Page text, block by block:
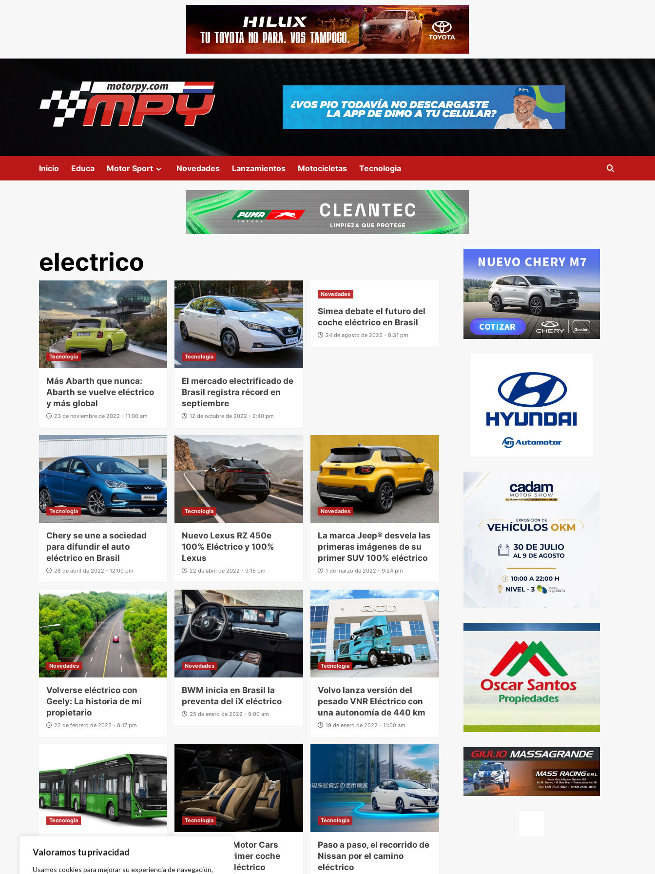
Valoramos tu privacidad
Usamos cookies para mejorar su experiencia de navegación,
Inicio Educa Motor Sport Novedades Lanzamientos Motocicletas Tecnologia
electrico
Tecnologia
Más Abarth que nunca:
Abarth se vuelve eléctrico
y más global
23 de noviembre de 2022 - 11:00 am
Tecnologia
El mercado electrificado de
Brasil registra récord en
septiembre
12 de octubre de 2022 - 2:40 pm
Novedades
Simea debate el futuro del
coche eléctrico en Brasil
24 de agosto de 2022 - 8:31 pm
Tecnologia
Chery se une a sociedad
para difundir el auto
eléctrico en Brasil
28 de abril de 2022 - 12:00 pm
Tecnologia
Nuevo Lexus RZ 450e
100% Eléctrico y 100%
Lexus
22 de abril de 2022 - 9:15 pm
Novedades
La marca Jeep® desvela las
primeras imágenes de su
primer SUV 100% eléctrico
1 de marzo de 2022 - 9:24 pm
Novedades
Volverse eléctrico con
Geely: La historia de mi
propietario
22 de febrero de 2022 - 8:17 pm
Novedades
BWM inicia en Brasil la
preventa del iX eléctrico
25 de enero de 2022 - 9:00 am
Tecnologia
Volvo lanza versión del
pesado VNR Eléctrico con
una autonomía de 440 km
19 de enero de 2022 - 11:00 am
Tecnologia
eléctrico con miras a la
demanda mundial
Tecnologia
Rolls-Royce Motor Cars
anuncia el primer coche
totalmente eléctrico
Tecnologia
Paso a paso, el recorrido de
Nissan por el camino
eléctrico